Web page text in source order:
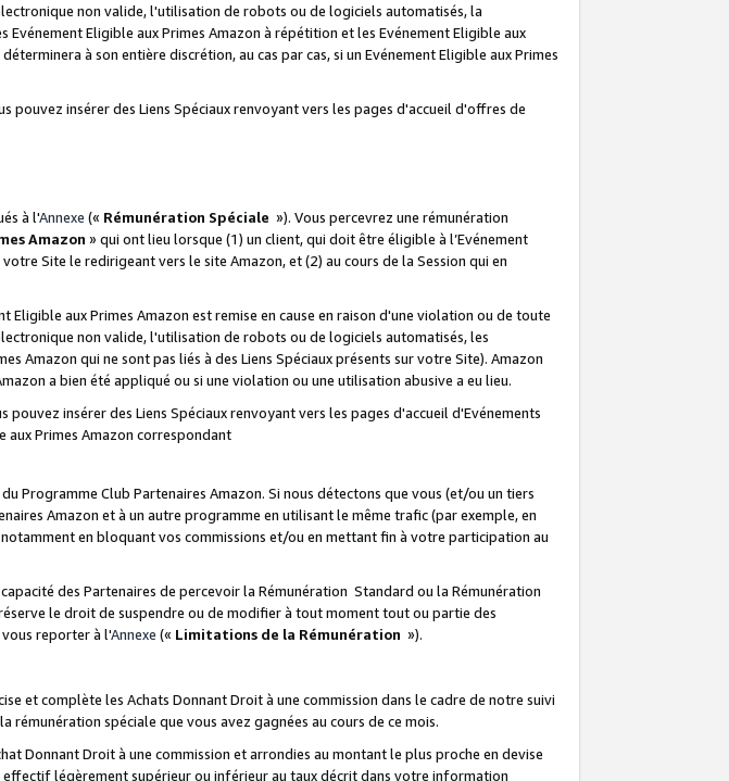
non valide, l'utilisation de robots ou de logiciels automatisés, la
Eligible aux Primes Amazon à répétition et les Evénement Eligible aux
à son entière discrétion, au cas par cas, si un Evénement Eligible aux Primes
pouvez insérer des Liens Spéciaux renvoyant vers les pages d'accueil d'offres de
à l'Annexe (« Rémunération Spéciale »). Vous percevrez une rémunération
Amazon » qui ont lieu lorsque (1) un client, qui doit être éligible à l’Evénement
Site le redirigeant vers le site Amazon, et (2) au cours de la Session qui en
aux Primes Amazon est remise en cause en raison d'une violation ou de toute
non valide, l'utilisation de robots ou de logiciels automatisés, les
Amazon qui ne sont pas liés à des Liens Spéciaux présents sur votre Site). Amazon
a bien été appliqué ou si une violation ou une utilisation abusive a eu lieu.
pouvez insérer des Liens Spéciaux renvoyant vers les pages d'accueil d'Evénements
aux Primes Amazon correspondant
Programme Club Partenaires Amazon. Si nous détectons que vous (et/ou un tiers
Amazon et à un autre programme en utilisant le même trafic (par exemple, en
en bloquant vos commissions et/ou en mettant fin à votre participation au
des Partenaires de percevoir la Rémunération Standard ou la Rémunération
le droit de suspendre ou de modifier à tout moment tout ou partie des
reporter à l'Annexe (« Limitations de la Rémunération »).
et complète les Achats Donnant Droit à une commission dans le cadre de notre suivi
spéciale que vous avez gagnées au cours de ce mois.
Donnant Droit à une commission et arrondies au montant le plus proche en devise
légèrement supérieur ou inférieur au taux décrit dans votre information